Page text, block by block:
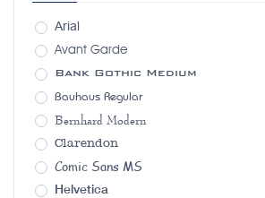
Arial
Avant Garde
Bank Gothic Medium
Bauhaus Regular
Bernhard Modern
Clarendon
Comic Sans MS
Helvetica